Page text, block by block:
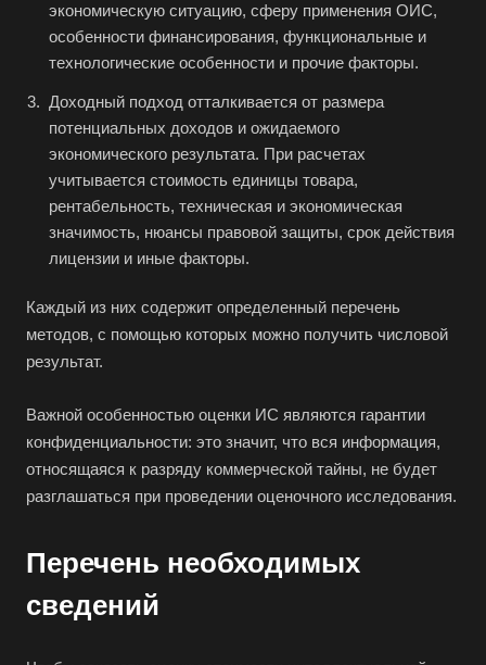
экономическую ситуацию, сферу применения ОИС,
особенности финансирования, функциональные и
технологические особенности и прочие факторы.
Доходный подход отталкивается от размера
потенциальных доходов и ожидаемого
экономического результата. При расчетах
учитывается стоимость единицы товара,
рентабельность, техническая и экономическая
значимость, нюансы правовой защиты, срок действия
лицензии и иные факторы.
Каждый из них содержит определенный перечень
методов, с помощью которых можно получить числовой
результат.
Важной особенностью оценки ИС являются гарантии
конфиденциальности: это значит, что вся информация,
относящаяся к разряду коммерческой тайны, не будет
разглашаться при проведении оценочного исследования.
Перечень необходимых
сведений
Ангарск
Апрелевка
Арамиль
Арзамас
Архангельск
Асбест
Астрахань
Ахтубинск
Аша
Баймак
Балабаново
Балашиха
Балашов